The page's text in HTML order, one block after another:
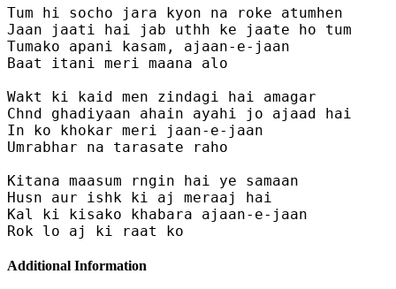
Tum hi socho jara kyon na roke atumhen
Jaan jaati hai jab uthh ke jaate ho tum
Tumako apani kasam, ajaan-e-jaan
Baat itani meri maana alo
Wakt ki kaid men zindagi hai amagar
Chnd ghadiyaan ahain ayahi jo ajaad hai
In ko khokar meri jaan-e-jaan
Umrabhar na tarasate raho
Kitana maasum rngin hai ye samaan
Husn aur ishk ki aj meraaj hai
Kal ki kisako khabara ajaan-e-jaan
Rok lo aj ki raat ko
Additional Information